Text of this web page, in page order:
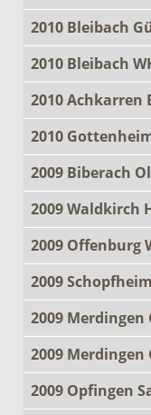
2010 Bleibach
2010 Bleibach
2010
2010
2009 Biberach
2009 Waldkirch
2009 Offenburg
2009
2009 Merdingen
2009 Merdingen
2009 Opfingen